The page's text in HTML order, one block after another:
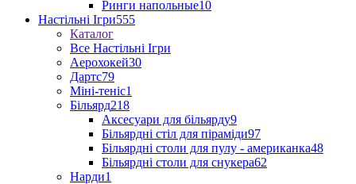
Ринги напольные10
Настільні Ігри555
Каталог
Все Настільні Ігри
Аерохокей30
Дартс79
Міні-теніс1
Більярд218
Аксесуари для більярду9
Більярдні стіл для піраміди97
Більярдні столи для пулу - американка48
Більярдні столи для снукера62
Нарди1